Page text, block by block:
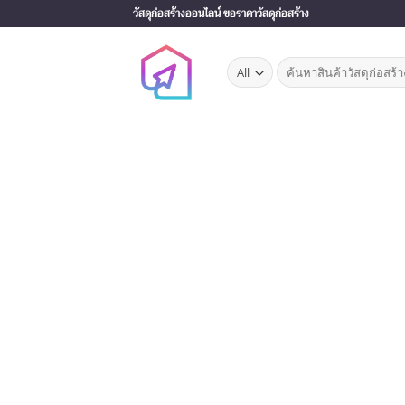
to
วัสดุก่อสร้างออนไลน์ ขอราคาวัสดุก่อสร้าง
Search
for: